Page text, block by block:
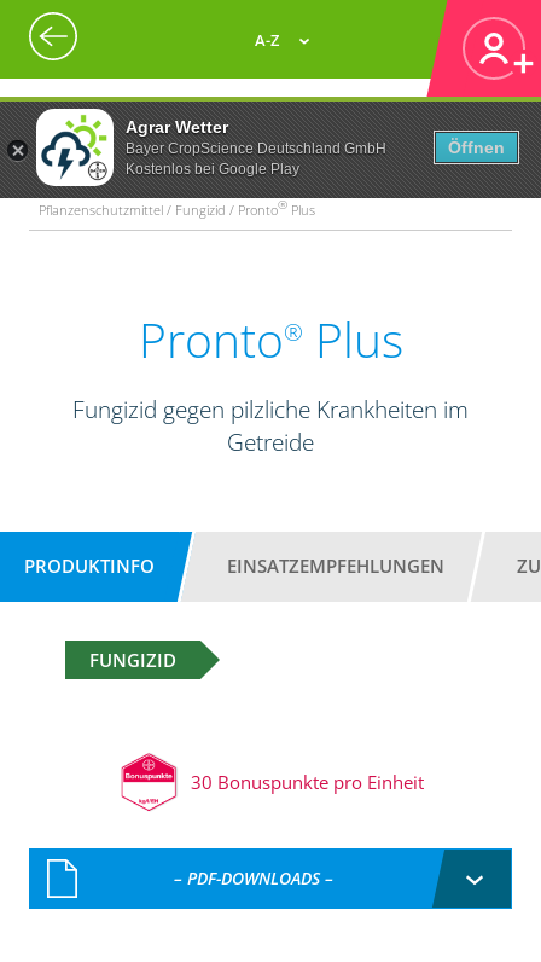
Agrar Wetter
Bayer CropScience Deutschland GmbH
Kostenlos bei Google Play
Öffnen
A-Z
Pflanzenschutzmittel / Fungizid / Pronto® Plus
Pronto® Plus
Fungizid gegen pilzliche Krankheiten im
Getreide
PRODUKTINFO EINSATZEMPFEHLUNGEN
FUNGIZID
30 Bonuspunkte pro Einheit
– PDF-DOWNLOADS –